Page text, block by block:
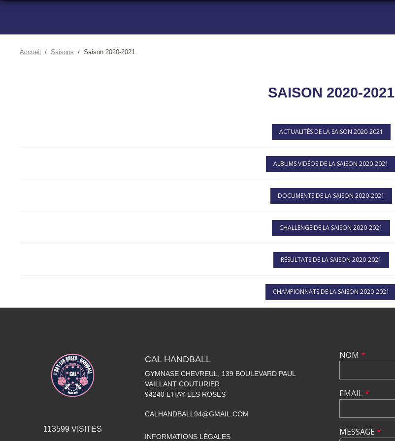
Accueil Saisons Saison 2020-2021
SAISON 2020-2021
ACTUALITÉS DE LA SAISON 2020-2021
ALBUMS VIDÉOS DE LA SAISON 2020-2021
DOCUMENTS DE LA SAISON 2020-2021
CHALLENGE DE LA SAISON 2020-2021
RÉSULTATS DE LA SAISON 2020-2021
CHAMPIONNATS DE LA SAISON 2020-2021
113599 VISITES
CAL HANDBALL
GYMNASE CHEVREUL, 139 BOULEVARD PAUL
VAILLANT COUTURIER
94240 L'HAY LES ROSES
CALHANDBALL94@GMAIL.COM
INFORMATIONS LÉGALES
NOM *
EMAIL*
MESSAGE *